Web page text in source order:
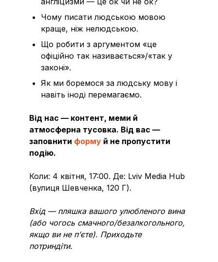
Чому писати людською мовою
краще, ніж нелюдською.
Що робити з аргументом «це
офіційно так називається»/«так у
законі».
Як ми боремося за людську мову і
навіть іноді перемагаємо.
Від нас — контент, меми й
атмосферна тусовка. Від вас —
заповнити форму й не пропустити
подію.
Коли: 4 квітня, 17:00. Де: Lviv Media Hub
(вулиця Шевченка, 120 Г).⠀
Вхід — пляшка вашого улюбленого вина
(або чогось смачного/безалкогольного,
якщо ви не п’єте). Приходьте
потриндіти.